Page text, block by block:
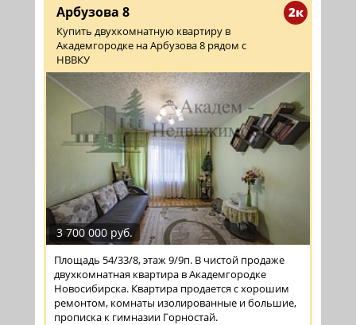
2к
Арбузова 8
Купить двухкомнатную квартиру в
Академгородке на Арбузова 8 рядом с
НВВКУ
3 700 000 руб.
Площадь 54/33/8, этаж 9/9п. В чистой продаже
двухкомнатная квартира в Академгородке
Новосибирска. Квартира продается с хорошим
ремонтом, комнаты изолированные и большие,
прописка к гимназии Горностай.